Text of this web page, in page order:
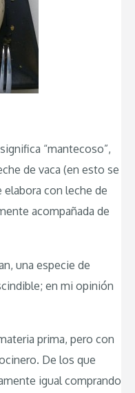
“mantecoso”,
de vaca (en esto se
elabora con leche de
acompañada de
una especie de
en mi opinión
prima, pero con
De los que
igual comprando